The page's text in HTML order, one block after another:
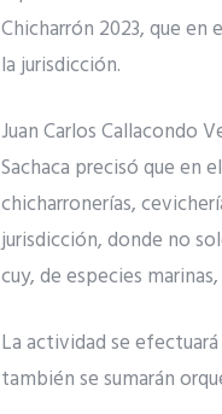
Chicharrón 2023, que
la jurisdicción.
Juan Carlos Callacondo
Sachaca precisó que en
chicharronerías,
jurisdicción, donde no
cuy, de especies
La actividad se
también se sumarán